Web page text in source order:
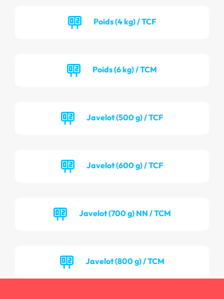
Poids (4 kg) / TCF
Poids (6 kg) / TCM
Javelot (500 g) / TCF
Javelot (600 g) / TCF
Javelot (700 g) NN / TCM
Javelot (800 g) / TCM